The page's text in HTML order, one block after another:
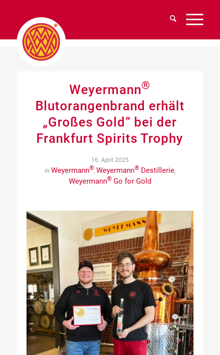
Weyermann®
Blutorangenbrand erhält
„Großes Gold“ bei der
Frankfurt Spirits Trophy
16. April 2025
in Weyermann®, Weyermann®Destillerie,
Weyermann®Go for Gold